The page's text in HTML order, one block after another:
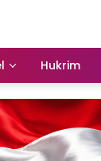
Hukrim